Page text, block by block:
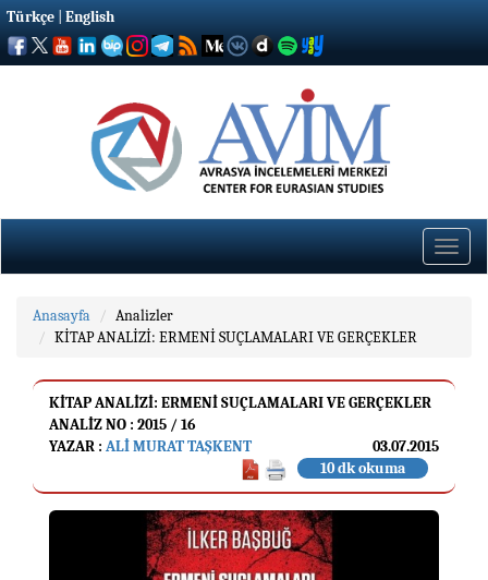
Türkçe English
Toggle
Anasayfa
Analizler
KİTAP ANALİZİ: ERMENİ SUÇLAMALARI VE GERÇEKLER
KİTAP ANALİZİ: ERMENİ SUÇLAMALARI VE GERÇEKLER
ANALIZ NO : 2015 / 16
YAZAR : ALI MURAT TAŞKENT
03.07.2015
10 dk okuma